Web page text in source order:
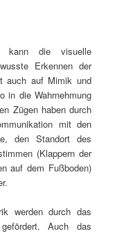
kann die visuelle
Erkennen der
auch auf Mimik und
in die Wahrnehmung
Zügen haben durch
mit den
den Standort des
(Klappern der
auf dem Fußboden)
werden durch das
Auch das